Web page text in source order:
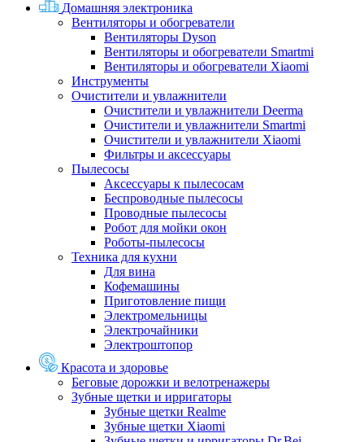
Домашняя электроника
Вентиляторы и обогреватели
Вентиляторы Dyson
Вентиляторы и обогреватели Smartmi
Вентиляторы и обогреватели Xiaomi
Инструменты
Очистители и увлажнители
Очистители и увлажнители Deerma
Очистители и увлажнители Smartmi
Очистители и увлажнители Xiaomi
Фильтры и аксессуары
Пылесосы
Аксессуары к пылесосам
Беспроводные пылесосы
Проводные пылесосы
Робот для мойки окон
Роботы-пылесосы
Техника для кухни
Для вина
Кофемашины
Приготовление пищи
Электромельницы
Электрочайники
Электроштопор
Красота и здоровье
Беговые дорожки и велотренажеры
Зубные щетки и ирригаторы
Зубные щетки Realme
Зубные щетки Xiaomi